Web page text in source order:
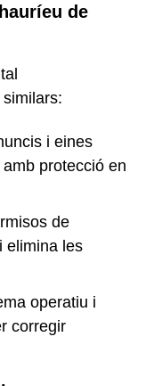
de
i eines
protecció en
de
elimina les
operatiu i
corregir